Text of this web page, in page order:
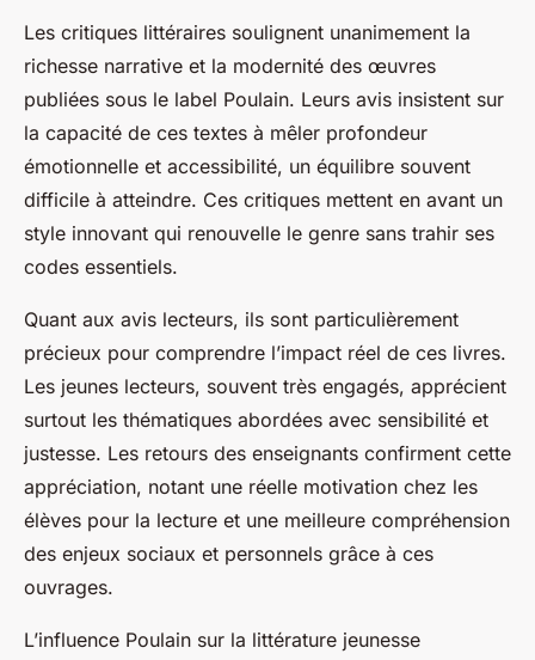
Les critiques littéraires soulignent unanimement la
richesse narrative et la modernité des œuvres
publiées sous le label Poulain. Leurs avis insistent sur
la capacité de ces textes à mêler profondeur
émotionnelle et accessibilité, un équilibre souvent
difficile à atteindre. Ces critiques mettent en avant un
style innovant qui renouvelle le genre sans trahir ses
codes essentiels.
Quant aux avis lecteurs, ils sont particulièrement
précieux pour comprendre l’impact réel de ces livres.
Les jeunes lecteurs, souvent très engagés, apprécient
surtout les thématiques abordées avec sensibilité et
justesse. Les retours des enseignants confirment cette
appréciation, notant une réelle motivation chez les
élèves pour la lecture et une meilleure compréhension
des enjeux sociaux et personnels grâce à ces
ouvrages.
L’influence Poulain sur la littérature jeunesse